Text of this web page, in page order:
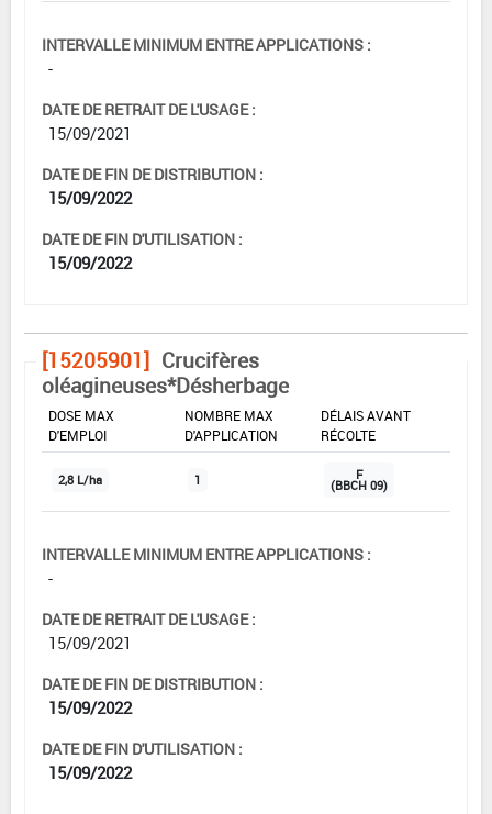
INTERVALLE MINIMUM ENTRE APPLICATIONS :
-
DATE DE RETRAIT DE L'USAGE :
15/09/2021
DATE DE FIN DE DISTRIBUTION :
15/09/2022
DATE DE FIN D'UTILISATION :
15/09/2022
[15205901] Crucifères
oléagineuses*Désherbage
DOSE MAX
D'EMPLOI
NOMBRE MAX
D'APPLICATION
DÉLAIS AVANT
RÉCOLTE
2,8 L/ha 1 F
(BBCH 09)
INTERVALLE MINIMUM ENTRE APPLICATIONS :
-
DATE DE RETRAIT DE L'USAGE :
15/09/2021
DATE DE FIN DE DISTRIBUTION :
15/09/2022
DATE DE FIN D'UTILISATION :
15/09/2022